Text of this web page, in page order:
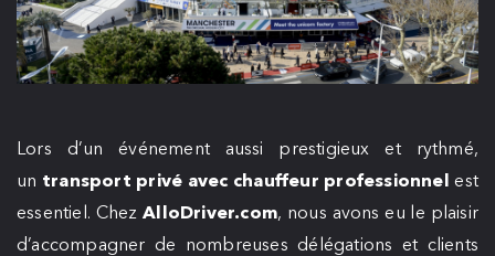
Lors d’un événement aussi prestigieux et rythmé,
un transport privé avec chauffeur professionnel est
essentiel. ChezAlloDriver.com, nous avons eu le plaisir
d’accompagner de nombreuses délégations et clients